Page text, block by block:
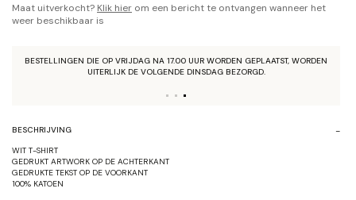
Maat uitverkocht? Klik hier om een bericht te ontvangen wanneer het
weer beschikbaar is
BESTELLINGEN DIE OP VRIJDAG NA 17.00 UUR WORDEN GEPLAATST, WORDEN
UITERLIJK DE VOLGENDE DINSDAG BEZORGD.
BESCHRIJVING
WIT T-SHIRT
GEDRUKT ARTWORK OP DE ACHTERKANT
GEDRUKTE TEKST OP DE VOORKANT
100% KATOEN